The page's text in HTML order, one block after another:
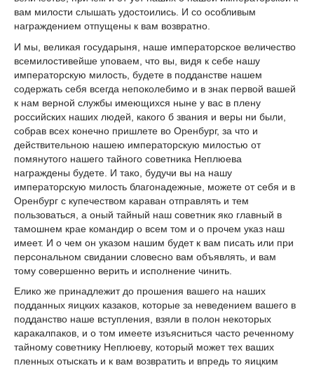
вам милости слышать удостоились. И со особливым
награждением отпущены к вам возвратно.
И мы, великая государыня, наше императорское величество
всемилостивейше уповаем, что вы, видя к себе нашу
императорскую милость, будете в подданстве нашем
содержать себя всегда непоколебимо и в знак первой вашей
к нам верной службы имеющихся ныне у вас в плену
российских наших людей, какого б звания и веры ни были,
собрав всех конечно пришлете во Оренбург, за что и
действительною нашею императорскую милостью от
помянутого нашего тайного советника Неплюева
награждены будете. И тако, будучи вы на нашу
императорскую милость благонадежные, можете от себя и в
Оренбург с купечеством караван отправлять и тем
пользоваться, а оный тайный наш советник яко главный в
тамошнем крае командир о всем том и о прочем указ наш
имеет. И о чем он указом нашим будет к вам писать или при
персональном свидании словесно вам объявлять, и вам
тому совершенно верить и исполнение чинить.
Елико же принадлежит до прошения вашего на наших
подданных яицких казаков, которые за неведением вашего в
подданство наше вступления, взяли в полон некоторых
каракалпаков, и о том имеете изъясниться часто реченному
тайному советнику Неплюеву, который может тех ваших
пленных отыскать и к вам возвратить и впредь то яицким